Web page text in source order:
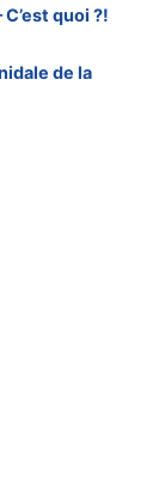
quoi ?!
de la